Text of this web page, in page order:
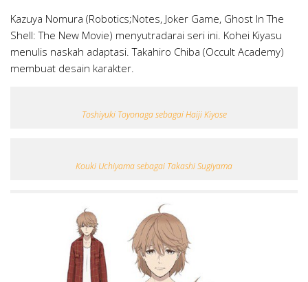
Kazuya Nomura (Robotics;Notes, Joker Game, Ghost In The
Shell: The New Movie) menyutradarai seri ini. Kohei Kiyasu
menulis naskah adaptasi. Takahiro Chiba (Occult Academy)
membuat desain karakter.
Toshiyuki Toyonaga sebagai Haiji Kiyose
Kouki Uchiyama sebagai Takashi Sugiyama